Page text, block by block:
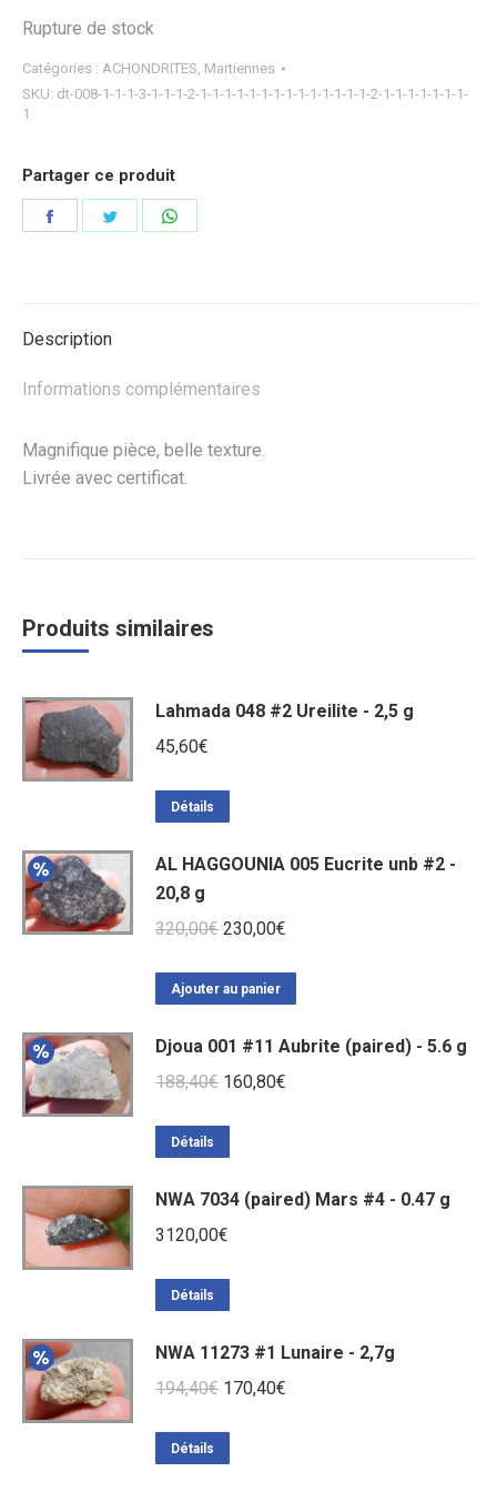
Rupture de stock
Catégories : ACHONDRITES Martiennes
SKU: dt-008-1-1-1-3-1-1-1-2-1-1-1-1-1-1-1-1-1-1-1-1-1-1-2-1-1-1-1-1-1-1-
1
Partager ce produit
Partager Partager
Description
Informations complémentaires
Magnifique pièce, belle texture.
Livrée avec certificat.
Produits similaires
Lahmada 048 #2 Ureilite - 2,5 g
45,60€
Détails
AL HAGGOUNIA 005 Eucrite unb #2 -
20,8 g
320,00€ Le
initial
320,00€.
230,00€
230,00€.
Ajouter au panier
Djoua 001 #11 Aubrite (paired) - 5.6 g
188,40€ Le
188,40€.
160,80€
160,80€.
Détails
NWA 7034 (paired) Mars #4 - 0.47 g
3120,00€
Détails
NWA 11273 #1 Lunaire - 2,7g
194,40€ Le
170,40€
Détails